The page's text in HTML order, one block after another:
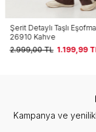
Şerit Detaylı Taşlı
26910 Kahve
2.999,00TL 1.199,99
Kampanya ve